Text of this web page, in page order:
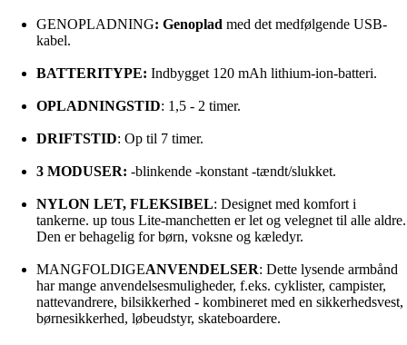
GENOPLADNING: Genoplad med det medfølgende USB-
kabel.
BATTERITYPE: Indbygget 120 mAh lithium-ion-batteri.
OPLADNINGSTID: 1,5 - 2 timer.
DRIFTSTID: Op til 7 timer.
3 MODUSER: -blinkende -konstant -tændt/slukket.
NYLON LET, FLEKSIBEL: Designet med komfort i
tankerne. up tous Lite-manchetten er let og velegnet til alle aldre.
Den er behagelig for børn, voksne og kæledyr.
MANGFOLDIGEANVENDELSER: Dette lysende armbånd
har mange anvendelsesmuligheder, f.eks. cyklister, campister,
nattevandrere, bilsikkerhed - kombineret med en sikkerhedsvest,
børnesikkerhed, løbeudstyr, skateboardere.